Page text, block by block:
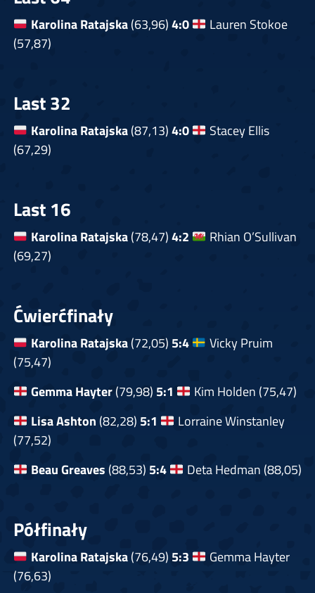
Karolina Ratajska(63,96)4:0
Lauren Stokoe
(57,87)
Last 32
Karolina Ratajska(87,13)4:0
Stacey Ellis
(67,29)
Last 16
Karolina Ratajska(78,47)4:2
Rhian O’Sullivan
(69,27)
Ćwierćfinały
Karolina Ratajska(72,05) 5:4
Vicky Pruim
(75,47)
Gemma Hayter(79,98) 5:1
Kim Holden (75,47)
Lisa Ashton (82,28) 5:1
Lorraine Winstanley
(77,52)
Beau Greaves (88,53) 5:4 Deta Hedman (88,05)
Półfinały
Karolina Ratajska(76,49) 5:3
Gemma Hayter
(76,63)